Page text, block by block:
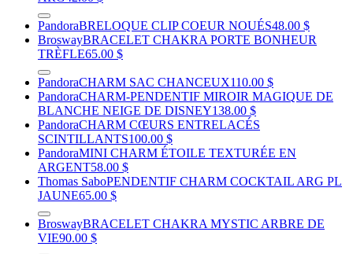
PandoraBRELOQUE CLIP COEUR NOUÉS48.00 $
BroswayBRACELET CHAKRA PORTE BONHEUR
TRÈFLE65.00 $
PandoraCHARM SAC CHANCEUX110.00 $
PandoraCHARM-PENDENTIF MIROIR MAGIQUE DE
BLANCHE NEIGE DE DISNEY138.00 $
PandoraCHARM CŒURS ENTRELACÉS
SCINTILLANTS100.00 $
PandoraMINI CHARM ÉTOILE TEXTURÉE EN
ARGENT58.00 $
Thomas SaboPENDENTIF CHARM COCKTAIL ARG PL
JAUNE65.00 $
BroswayBRACELET CHAKRA MYSTIC ARBRE DE
VIE90.00 $